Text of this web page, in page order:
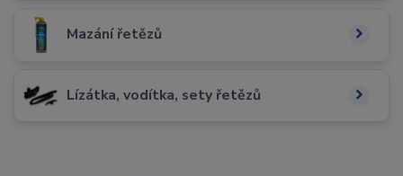
Mazání řetězů
Lízátka, vodítka, sety řetězů